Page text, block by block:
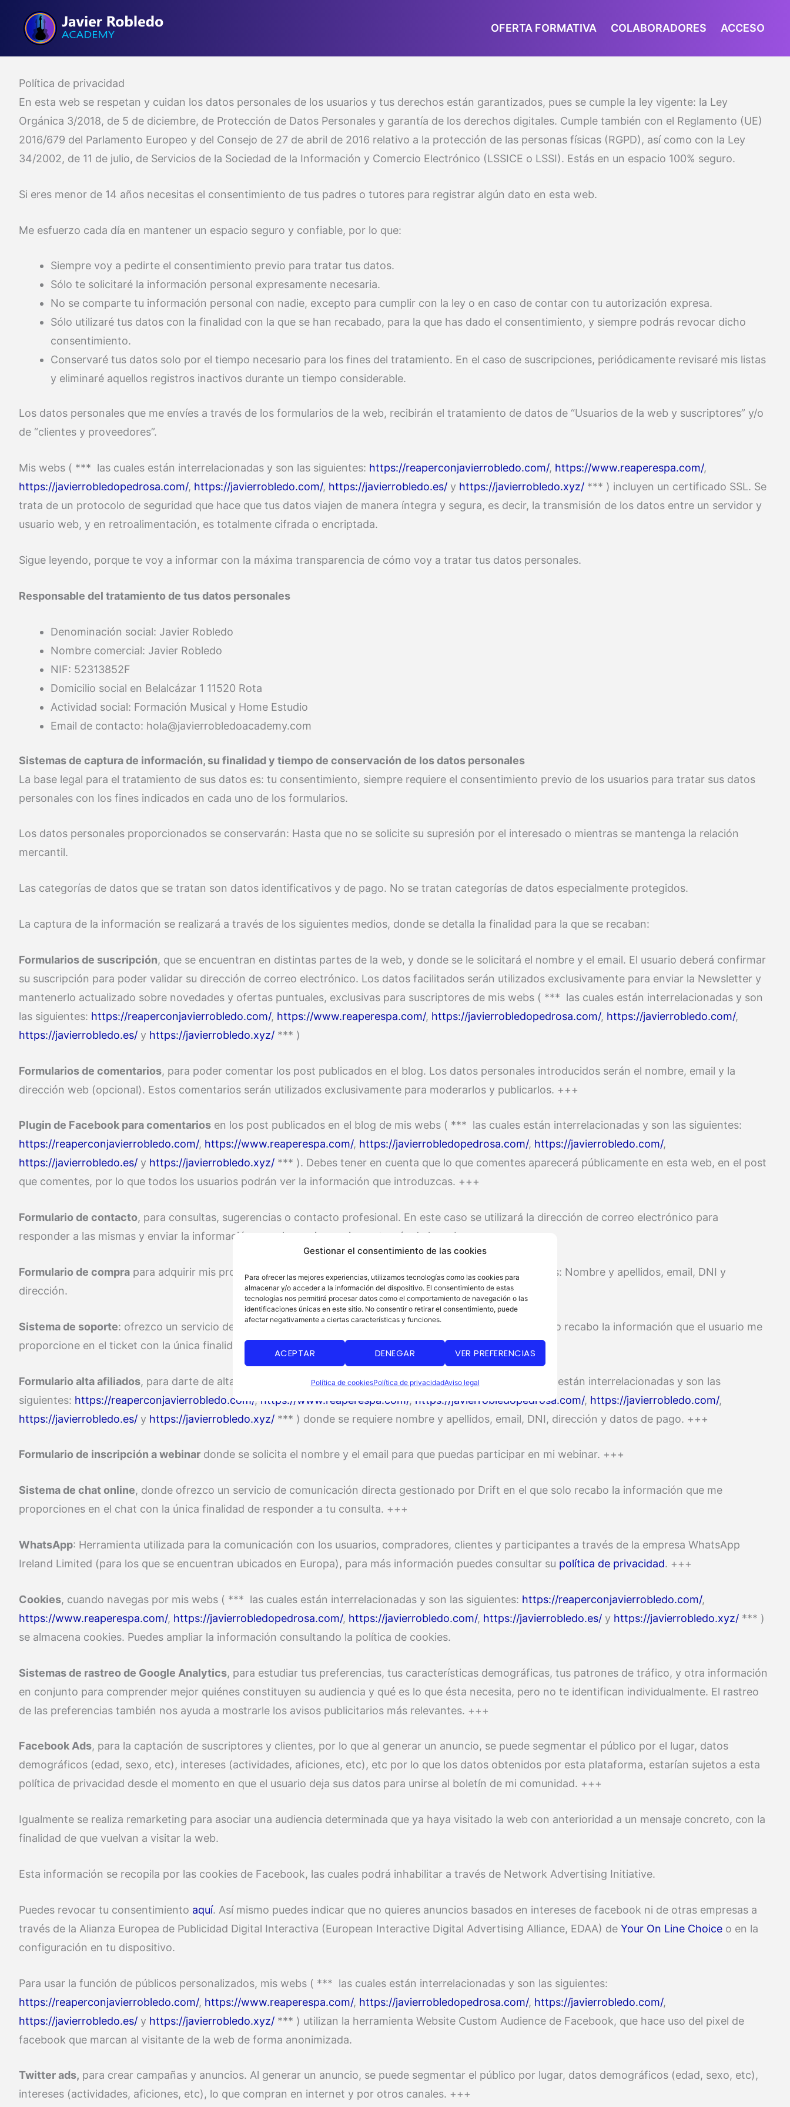
Gestionar el consentimiento de las cookies
Para ofrecer las mejores experiencias, utilizamos tecnologías como las cookies para
almacenar y/o acceder a la información del dispositivo. El consentimiento de estas
tecnologías nos permitirá procesar datos como el comportamiento de navegación o las
identificaciones únicas en este sitio. No consentir o retirar el consentimiento, puede
afectar negativamente a ciertas características y funciones.
ACEPTAR DENEGAR VER PREFERENCIAS
Política de cookiesPolítica de privacidadAviso legal
contenido
OFERTA FORMATIVA COLABORADORES ACCESO
Política de privacidad
En esta web se respetan y cuidan los datos personales de los usuarios y tus derechos están garantizados, pues se cumple la ley vigente: la Ley
Orgánica 3/2018, de 5 de diciembre, de Protección de Datos Personales y garantía de los derechos digitales. Cumple también con el Reglamento (UE)
2016/679 del Parlamento Europeo y del Consejo de 27 de abril de 2016 relativo a la protección de las personas físicas (RGPD), así como con la Ley
34/2002, de 11 de julio, de Servicios de la Sociedad de la Información y Comercio Electrónico (LSSICE o LSSI). Estás en un espacio 100% seguro.
Si eres menor de 14 años necesitas el consentimiento de tus padres o tutores para registrar algún dato en esta web.
Me esfuerzo cada día en mantener un espacio seguro y confiable, por lo que:
Siempre voy a pedirte el consentimiento previo para tratar tus datos.
Sólo te solicitaré la información personal expresamente necesaria.
No se comparte tu información personal con nadie, excepto para cumplir con la ley o en caso de contar con tu autorización expresa.
Sólo utilizaré tus datos con la finalidad con la que se han recabado, para la que has dado el consentimiento, y siempre podrás revocar dicho
consentimiento.
Conservaré tus datos solo por el tiempo necesario para los fines del tratamiento. En el caso de suscripciones, periódicamente revisaré mis listas
y eliminaré aquellos registros inactivos durante un tiempo considerable.
Los datos personales que me envíes a través de los formularios de la web, recibirán el tratamiento de datos de “Usuarios de la web y suscriptores” y/o
de “clientes y proveedores”.
Mis webs ( *** las cuales están interrelacionadas y son las siguientes: https://reaperconjavierrobledo.com/, https://www.reaperespa.com/,
https://javierrobledopedrosa.com/, https://javierrobledo.com/, https://javierrobledo.es/y https://javierrobledo.xyz/*** ) incluyen un certificado SSL. Se
trata de un protocolo de seguridad que hace que tus datos viajen de manera íntegra y segura, es decir, la transmisión de los datos entre un servidor y
usuario web, y en retroalimentación, es totalmente cifrada o encriptada.
Sigue leyendo, porque te voy a informar con la máxima transparencia de cómo voy a tratar tus datos personales.
Responsable del tratamiento de tus datos personales
Denominación social: Javier Robledo
Nombre comercial: Javier Robledo
NIF: 52313852F
Domicilio social en Belalcázar 1 11520 Rota
Actividad social: Formación Musical y Home Estudio
Email de contacto: hola@javierrobledoacademy.com
Sistemas de captura de información, su finalidad y tiempo de conservación de los datos personales
La base legal para el tratamiento de sus datos es: tu consentimiento, siempre requiere el consentimiento previo de los usuarios para tratar sus datos
personales con los fines indicados en cada uno de los formularios.
Los datos personales proporcionados se conservarán: Hasta que no se solicite su supresión por el interesado o mientras se mantenga la relación
mercantil.
Las categorías de datos que se tratan son datos identificativos y de pago. No se tratan categorías de datos especialmente protegidos.
La captura de la información se realizará a través de los siguientes medios, donde se detalla la finalidad para la que se recaban:
Formularios de suscripción, que se encuentran en distintas partes de la web, y donde se le solicitará el nombre y el email. El usuario deberá confirmar
su suscripción para poder validar su dirección de correo electrónico. Los datos facilitados serán utilizados exclusivamente para enviar la Newsletter y
mantenerlo actualizado sobre novedades y ofertas puntuales, exclusivas para suscriptores de mis webs ( *** las cuales están interrelacionadas y son
las siguientes: https://reaperconjavierrobledo.com/, https://www.reaperespa.com/, https://javierrobledopedrosa.com/, https://javierrobledo.com/,
https://javierrobledo.es/y https://javierrobledo.xyz/*** )
Formularios de comentarios, para poder comentar los post publicados en el blog. Los datos personales introducidos serán el nombre, email y la
dirección web (opcional). Estos comentarios serán utilizados exclusivamente para moderarlos y publicarlos. +++
Plugin de Facebook para comentariosen los post publicados en el blog de mis webs ( *** las cuales están interrelacionadas y son las siguientes:
https://reaperconjavierrobledo.com/, https://www.reaperespa.com/, https://javierrobledopedrosa.com/, https://javierrobledo.com/,
https://javierrobledo.es/y https://javierrobledo.xyz/*** ). Debes tener en cuenta que lo que comentes aparecerá públicamente en esta web, en el post
que comentes, por lo que todos los usuarios podrán ver la información que introduzcas. +++
Formulario de contacto, para consultas, sugerencias o contacto profesional. En este caso se utilizará la dirección de correo electrónico para
responder a las mismas y enviar la información que el usuario requiera a través de la web.
Formulario de comprapara adquirir mis productos y servicios, donde solicito los siguientes datos personales: Nombre y apellidos, email, DNI y
dirección.
Sistema de soporte: ofrezco un servicio de soporte a través de tickets gestionado por Helpscout donde solo recabo la información que el usuario me
proporcione en el ticket con la única finalidad de responder a su duda. +++
Formulario alta afiliados, para darte de alta en el propio programa de afiliación de mis webs ( *** las cuales están interrelacionadas y son las
siguientes: https://reaperconjavierrobledo.com/, https://www.reaperespa.com/, https://javierrobledopedrosa.com/, https://javierrobledo.com/,
https://javierrobledo.es/y https://javierrobledo.xyz/*** ) donde se requiere nombre y apellidos, email, DNI, dirección y datos de pago. +++
Formulario de inscripción a webinardonde se solicita el nombre y el email para que puedas participar en mi webinar. +++
Sistema de chat online, donde ofrezco un servicio de comunicación directa gestionado por Drift en el que solo recabo la información que me
proporciones en el chat con la única finalidad de responder a tu consulta. +++
WhatsApp: Herramienta utilizada para la comunicación con los usuarios, compradores, clientes y participantes a través de la empresa WhatsApp
Ireland Limited (para los que se encuentran ubicados en Europa), para más información puedes consultar su política de privacidad. +++
Cookies, cuando navegas por mis webs ( *** las cuales están interrelacionadas y son las siguientes: https://reaperconjavierrobledo.com/,
https://www.reaperespa.com/, https://javierrobledopedrosa.com/, https://javierrobledo.com/, https://javierrobledo.es/y https://javierrobledo.xyz/*** )
se almacena cookies. Puedes ampliar la información consultando la política de cookies.
Sistemas de rastreo de Google Analytics, para estudiar tus preferencias, tus características demográficas, tus patrones de tráfico, y otra información
en conjunto para comprender mejor quiénes constituyen su audiencia y qué es lo que ésta necesita, pero no te identifican individualmente. El rastreo
de las preferencias también nos ayuda a mostrarle los avisos publicitarios más relevantes. +++
Facebook Ads, para la captación de suscriptores y clientes, por lo que al generar un anuncio, se puede segmentar el público por el lugar, datos
demográficos (edad, sexo, etc), intereses (actividades, aficiones, etc), etc por lo que los datos obtenidos por esta plataforma, estarían sujetos a esta
política de privacidad desde el momento en que el usuario deja sus datos para unirse al boletín de mi comunidad. +++
Igualmente se realiza remarketing para asociar una audiencia determinada que ya haya visitado la web con anterioridad a un mensaje concreto, con la
finalidad de que vuelvan a visitar la web.
Esta información se recopila por las cookies de Facebook, las cuales podrá inhabilitar a través de Network Advertising Initiative.
Puedes revocar tu consentimiento aquí. Así mismo puedes indicar que no quieres anuncios basados en intereses de facebook ni de otras empresas a
través de la Alianza Europea de Publicidad Digital Interactiva (European Interactive Digital Advertising Alliance, EDAA) de Your On Line Choiceo en la
configuración en tu dispositivo.
Para usar la función de públicos personalizados, mis webs ( *** las cuales están interrelacionadas y son las siguientes:
https://reaperconjavierrobledo.com/, https://www.reaperespa.com/, https://javierrobledopedrosa.com/, https://javierrobledo.com/,
https://javierrobledo.es/y https://javierrobledo.xyz/*** ) utilizan la herramienta Website Custom Audience de Facebook, que hace uso del pixel de
facebook que marcan al visitante de la web de forma anonimizada.
Twitter ads, para crear campañas y anuncios. Al generar un anuncio, se puede segmentar el público por lugar, datos demográficos (edad, sexo, etc),
intereses (actividades, aficiones, etc), lo que compran en internet y por otros canales. +++